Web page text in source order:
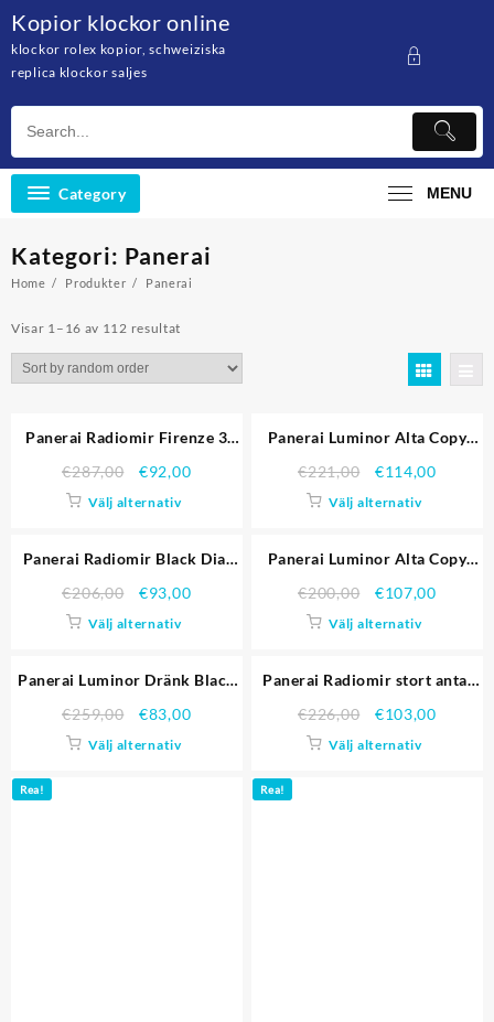
content
Kopior klockor online
klockor rolex kopior, schweiziska
replica klockor saljes
Category MENU
Kategori: Panerai
Home Produkter Panerai
Visar 1–16 av 112 resultat
Panerai Radiomir Firenze 3
Dial gravyr Stainless Stell Case
svart läderrem Replika
€287,00 €92,00
Välj alternativ
Panerai Luminor Alta Copy
€221,00 €114,00
Välj alternativ
Panerai Radiomir Black Dial
Strap 1453806 Replika
Klockor
€206,00 €93,00
Välj alternativ
Panerai Luminor Alta Copy
€200,00 €107,00
Välj alternativ
Panerai Luminor Dränk Black
Replika Klockor
€259,00 €83,00
Välj alternativ
Panerai Radiomir stort antal
€226,00 €103,00
Välj alternativ
Rea! Rea!